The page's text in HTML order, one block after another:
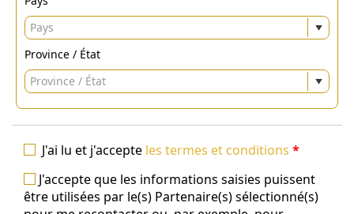
Pays
Province / État
Province / État
J'ai lu et j'accepte les termes et conditions *
J'accepte que les informations saisies puissent
être utilisées par le(s) Partenaire(s) sélectionné(s)